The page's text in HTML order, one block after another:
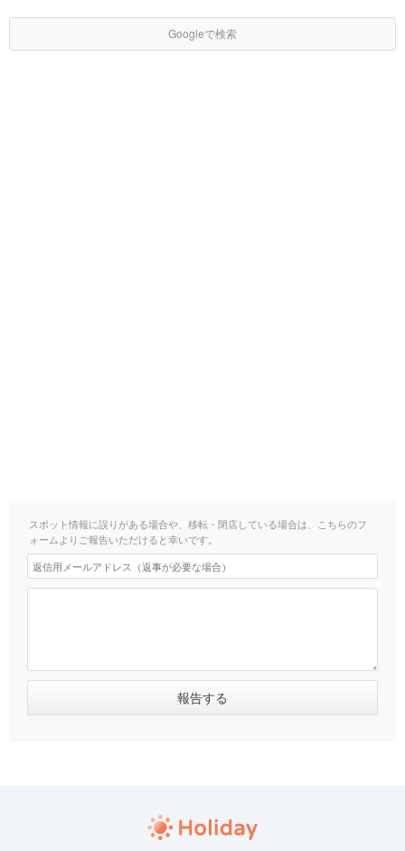
Googleで検索
スポット情報に誤りがある場合や、移転・閉店している場合は、こちらのフ
ォームよりご報告いただけると幸いです。